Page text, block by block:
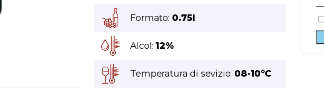
Formato: 0.75l
Alcol:12%
Temperatura di sevizio: 08-10°C